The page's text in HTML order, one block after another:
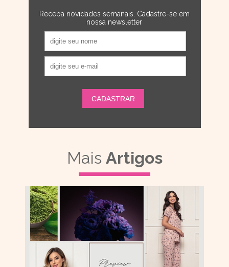
Receba novidades semanais. Cadastre-se em
nossa newsletter
Mais Artigos